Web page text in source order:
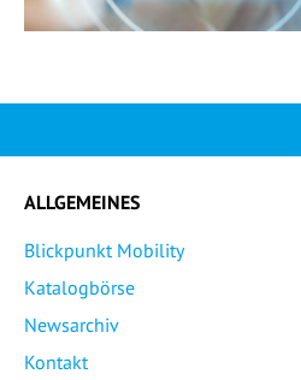
ALLGEMEINES
Blickpunkt Mobility
Katalogbörse
Newsarchiv
Kontakt